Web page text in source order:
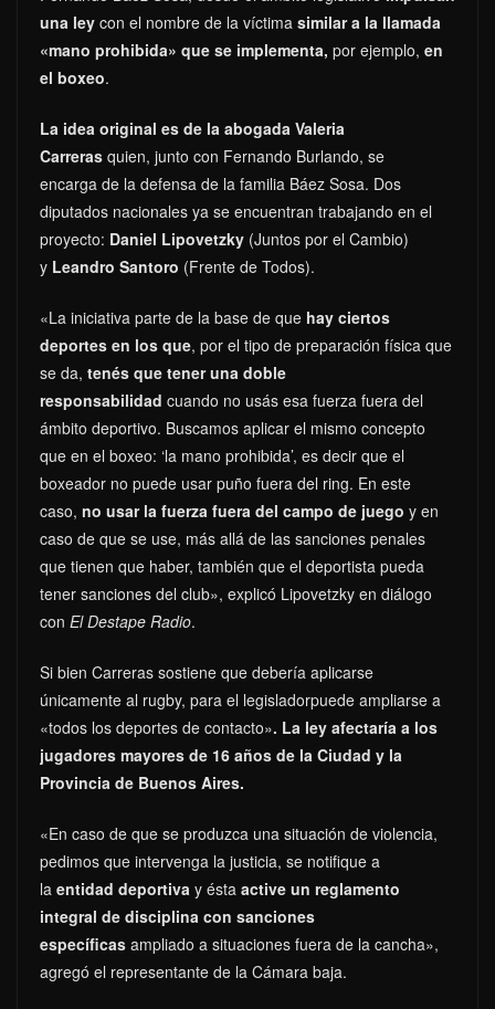
una ley con el nombre de la víctima similar a la llamada
«mano prohibida» que se implementa, por ejemplo, en
el boxeo.
La idea original es de la abogada Valeria
Carreras quien, junto con Fernando Burlando, se
encarga de la defensa de la familia Báez Sosa. Dos
diputados nacionales ya se encuentran trabajando en el
proyecto: Daniel Lipovetzky (Juntos por el Cambio)
y Leandro Santoro (Frente de Todos).
«La iniciativa parte de la base de que hay ciertos
deportes en los que, por el tipo de preparación física que
se da, tenés que tener una doble
responsabilidad cuando no usás esa fuerza fuera del
ámbito deportivo. Buscamos aplicar el mismo concepto
que en el boxeo: ‘la mano prohibida’, es decir que el
boxeador no puede usar puño fuera del ring. En este
caso, no usar la fuerza fuera del campo de juego y en
caso de que se use, más allá de las sanciones penales
que tienen que haber, también que el deportista pueda
tener sanciones del club», explicó Lipovetzky en diálogo
con El Destape Radio.
Si bien Carreras sostiene que debería aplicarse
únicamente al rugby, para el legisladorpuede ampliarse a
«todos los deportes de contacto». La ley afectaría a los
jugadores mayores de 16 años de la Ciudad y la
Provincia de Buenos Aires.
«En caso de que se produzca una situación de violencia,
pedimos que intervenga la justicia, se notifique a
la entidad deportiva y ésta active un reglamento
integral de disciplina con sanciones
específicas ampliado a situaciones fuera de la cancha»,
agregó el representante de la Cámara baja.